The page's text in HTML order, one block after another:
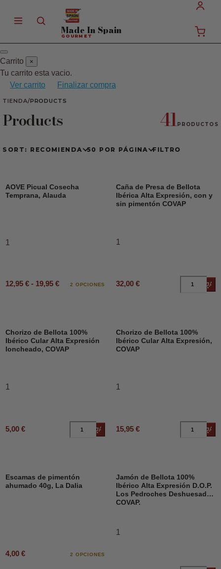
Made In Spain
GOURMET
Carrito ×
Tu carrito esta vacio.
Ver carrito
Finalizar compra
TIENDA/PRODUCTS
Products 41PRODUCTOS
SORT: RECOMIENDA 50 POR PÁGINA FILTRO
AOVE Picual Cosecha
Temprana, Alauda
1
12,95 € - 19,95 € 2 OPCIONES
Caña de Presa de Bellota
Ibérica Alta Expresión, con y
sin pimentón COVAP
1
32,00 €
Chorizo de Bellota 100%
Ibérico Cular Alta Expresión
loncheado, COVAP
1
5,00 € Añadir al carrito
Chorizo de Bellota 100%
Ibérico Cular Alta Expresión,
COVAP
1
15,95 €
Escamas de pimentón
ahumado 40g, La Dalia
4,00 € 2 OPCIONES
Jamón de Bellota 100%
Ibérico Alta Expresión D.O.P.
Los Pedroches Deshuesado,
COVAP.
1